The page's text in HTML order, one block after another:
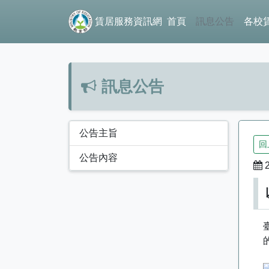
賃居服務資訊網 首頁 訊息公告 各校
訊息公告
公告主旨
公告內容